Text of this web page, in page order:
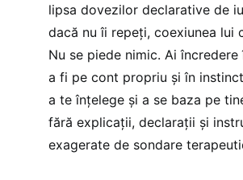
lipsa dovezilor declarative de
dacă nu îi repeți, coexiunea lui
Nu se piede nimic. Ai
a fi pe cont propriu și în
a te înțelege și a se baza pe
fără explicații, declarații și
exagerate de sondare